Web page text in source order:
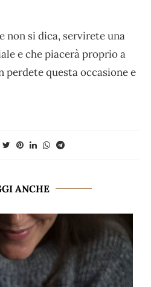
non si dica, servirete una
e che piacerà proprio a
questa occasione e
ANCHE